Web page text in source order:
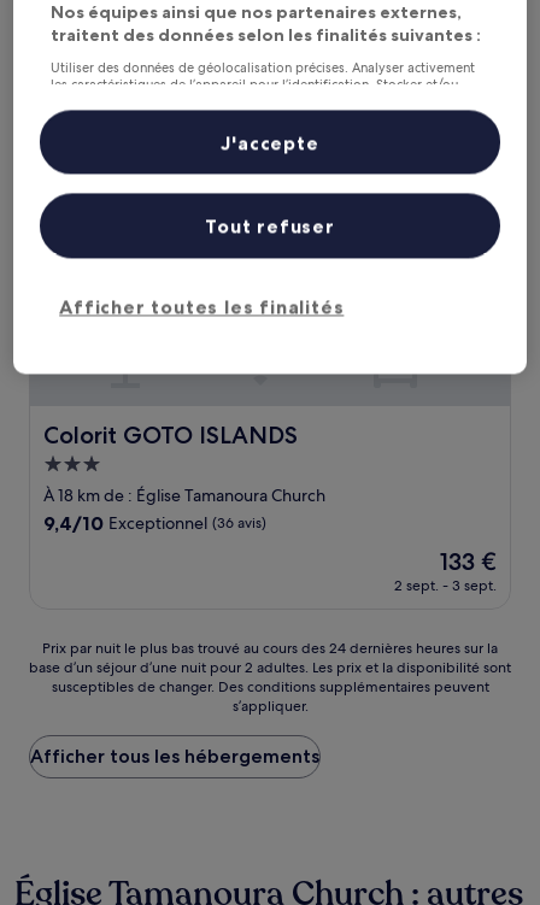
Église Tamanoura Church : où
loger à proximité ?
Colorit GOTO ISLANDS
Colorit GOTO ISLANDS
Hébergement
3.0 étoiles
À 18 km de : Église Tamanoura Church
9.4
9,4/10 Exceptionnel (36 avis)
Le
nouveau
de
133 €
133 €
2 sept. - 3 sept.
Colorit GOTO ISLANDS
Prix
par
nuit
plus
bas
trouvé
heures
Prix par nuit le plus bas trouvé au cours des 24 dernières heures sur la
base d’un séjour d’une nuit pour 2 adultes. Les prix et la disponibilité sont
susceptibles de changer. Des conditions supplémentaires peuvent
s’appliquer.
Afficher tous les hébergements
Église Tamanoura Church : autres
Nos équipes ainsi que nos partenaires externes,
traitent des données selon les finalités suivantes :
Utiliser des données de géolocalisation précises. Analyser activement
les caractéristiques de l’appareil pour l’identification. Stocker et/ou
personnalisés, mesure de performance des publicités et du contenu,
études d’audience et développement de services.
Liste de nos partenaires (fournisseurs)
Afficher toutes les finalités
Tout refuser
J'accepte